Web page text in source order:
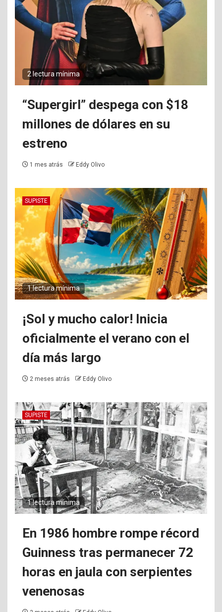
2 lectura mínima
“Supergirl” despega con $18
millones de dólares en su
estreno
1 mes atrás Eddy Olivo
SUPISTE
1 lectura mínima
¡Sol y mucho calor! Inicia
oficialmente el verano con el
día más largo
2 meses atrás Eddy Olivo
SUPISTE
1 lectura mínima
En 1986 hombre rompe récord
Guinness tras permanecer 72
horas en jaula con serpientes
venenosas